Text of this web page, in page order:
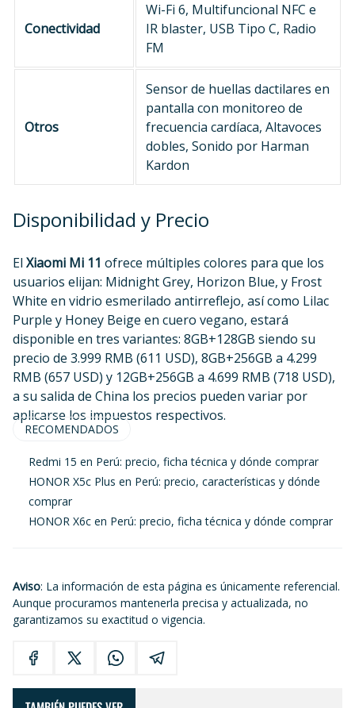
Conectividad
Wi-Fi 6, Multifuncional NFC e
IR blaster, USB Tipo C, Radio
FM
Otros
Sensor de huellas dactilares en
pantalla con monitoreo de
frecuencia cardíaca, Altavoces
dobles, Sonido por Harman
Kardon
Disponibilidad y Precio
El Xiaomi Mi 11 ofrece múltiples colores para que los
usuarios elijan: Midnight Grey, Horizon Blue, y Frost
White en vidrio esmerilado antirreflejo, así como Lilac
Purple y Honey Beige en cuero vegano, estará
disponible en tres variantes: 8GB+128GB siendo su
precio de 3.999 RMB (611 USD), 8GB+256GB a 4.299
RMB (657 USD) y 12GB+256GB a 4.699 RMB (718 USD),
a su salida de China los precios pueden variar por
aplicarse los impuestos respectivos.
RECOMENDADOS
Redmi 15 en Perú: precio, ficha técnica y dónde comprar
HONOR X5c Plus en Perú: precio, características y dónde
comprar
HONOR X6c en Perú: precio, ficha técnica y dónde comprar
Aviso: La información de esta página es únicamente referencial.
Aunque procuramos mantenerla precisa y actualizada, no
garantizamos su exactitud o vigencia.